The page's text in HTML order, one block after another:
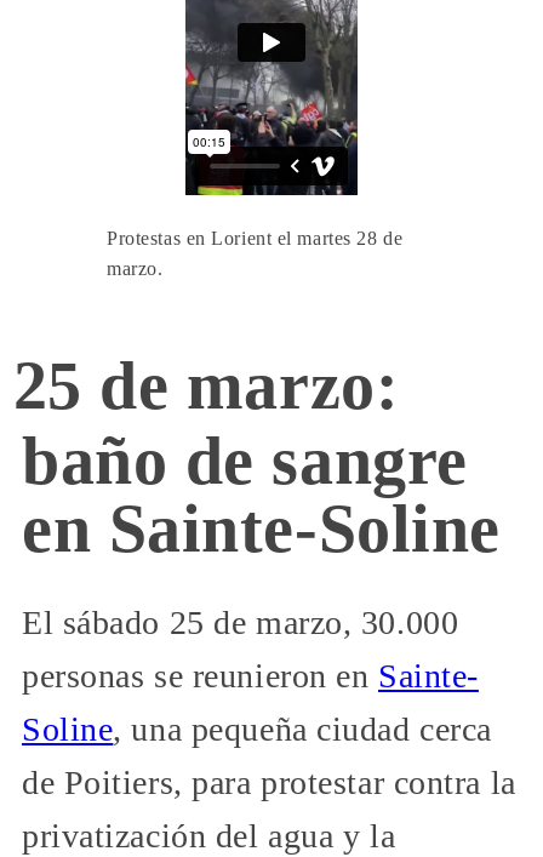
Protestas en Lorient el martes 28 de
marzo.
25 de marzo:
baño de sangre
en Sainte-Soline
El sábado 25 de marzo, 30.000
personas se reunieron en Sainte-
Soline, una pequeña ciudad cerca
de Poitiers, para protestar contra la
privatización del agua y la